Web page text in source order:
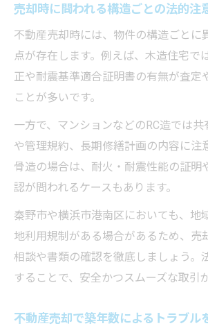
売却時に問われる構造ごとの法的注
不動産売却時には、物件の構造ごとに
点が存在します。例えば、木造住宅で
正や耐震基準適合証明書の有無が査定
ことが多いです。
一方で、マンションなどのRC造では
や管理規約、長期修繕計画の内容に注
骨造の場合は、耐火・耐震性能の証明
認が問われるケースもあります。
秦野市や横浜市港南区においても、地
地利用規制がある場合があるため、売
相談や書類の確認を徹底しましょう。
することで、安全かつスムーズな取引
不動産売却で築年数によるトラブル